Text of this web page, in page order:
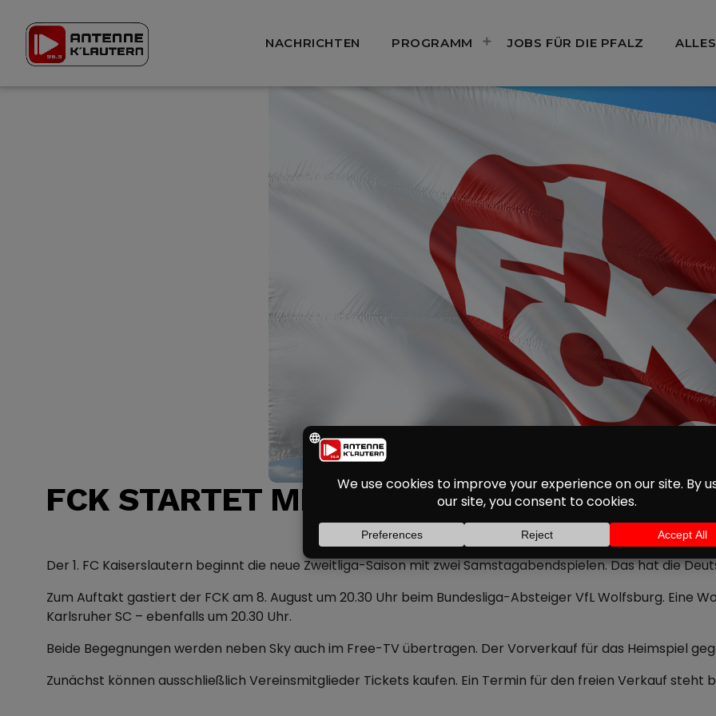
NACHRICHTEN PROGRAMM JOBS FÜR DIE PFALZ
FCK STARTET MIT ZWEI
SAISON
Der 1. FC Kaiserslautern beginnt die neue Zweitliga-Saison mit zwei Samstagabendspielen. Das hat die
Zum Auftakt gastiert der FCK am 8. August um 20.30 Uhr beim Bundesliga-Absteiger VfL Wolfsburg. Eine
Karlsruher SC – ebenfalls um 20.30 Uhr.
Beide Begegnungen werden neben Sky auch im Free-TV übertragen. Der Vorverkauf für das Heimspiel
Zunächst können ausschließlich Vereinsmitglieder Tickets kaufen. Ein Termin für den freien Verkauf steht